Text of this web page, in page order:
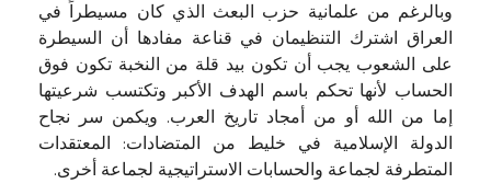
وبالرغم من علمانية حزب البعث الذي كان مسيطراً في
العراق اشترك التنظيمان في قناعة مفادها أن السيطرة
على الشعوب يجب أن تكون بيد قلة من النخبة تكون فوق
الحساب لأنها تحكم باسم الهدف الأكبر وتكتسب شرعيتها
إما من الله أو من أمجاد تاريخ العرب. ويكمن سر نجاح
الدولة الإسلامية في خليط من المتضادات: المعتقدات
المتطرفة لجماعة والحسابات الاستراتيجية لجماعة أخرى.